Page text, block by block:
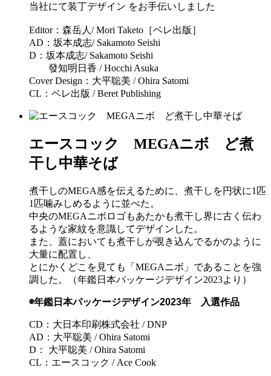
当社にて装丁デザイン をお手伝いしました
Editor：森岳人/ Mori Taketo［ベレ出版］
AD：坂本成志/ Sakamoto Seishi
D：坂本成志/ Sakamoto Seishi
發知明日香 / Hocchi Asuka
Cover Design：大平聡美 / Ohira Satomi
CL：ベレ出版 / Beret Publishing
エースコック MEGAニボ ど煮
干し中華そば
煮干しのMEGA感を伝えるために、煮干しを円状に1匹
1匹噛みしめるように並べた。
中央のMEGAニボロゴもあたかも煮干し界に古く伝わ
るような家紋を意識してデザインした。
また、蓋においても煮干しが覗き込んでるかのように
大量に配置し、
とにかくどこを見ても「MEGAニボ」であることを強
調した。（年鑑日本パッケージデザイン2023より）
◉年鑑日本パッケージデザイン2023年 入選作品
CD：大日本印刷株式会社 / DNP
AD：大平聡美 / Ohira Satomi
D： 大平聡美 / Ohira Satomi
CL：エースコック / Ace Cook